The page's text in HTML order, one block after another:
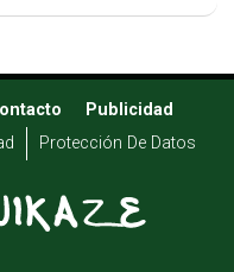
Publicidad
Protección De Datos